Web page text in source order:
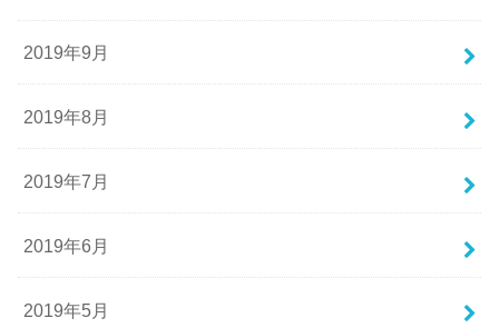
2019年9月
2019年8月
2019年7月
2019年6月
2019年5月